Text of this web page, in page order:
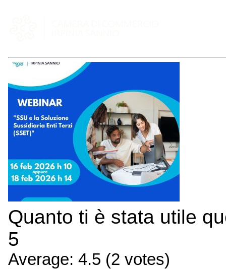
Quanto ti è stata utile
5
Average: 4.5 (2 votes)